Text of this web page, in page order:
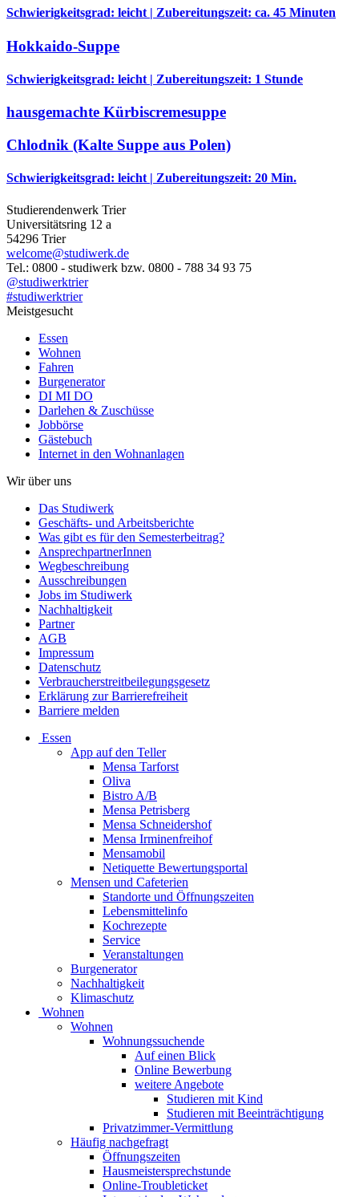
Schwierigkeitsgrad: leicht | Zubereitungszeit: ca. 45 Minuten
Hokkaido-Suppe
Schwierigkeitsgrad: leicht | Zubereitungszeit: 1 Stunde
hausgemachte Kürbiscremesuppe
Chlodnik (Kalte Suppe aus Polen)
Schwierigkeitsgrad: leicht | Zubereitungszeit: 20 Min.
Studierendenwerk Trier
Universitätsring 12 a
54296 Trier
welcome@studiwerk.de
Tel.: 0800 - studiwerk bzw. 0800 - 788 34 93 75
@studiwerktrier
#studiwerktrier
Meistgesucht
Essen
Wohnen
Fahren
Burgenerator
DI MI DO
Darlehen & Zuschüsse
Jobbörse
Gästebuch
Internet in den Wohnanlagen
Wir über uns
Das Studiwerk
Geschäfts- und Arbeitsberichte
Was gibt es für den Semesterbeitrag?
AnsprechpartnerInnen
Wegbeschreibung
Ausschreibungen
Jobs im Studiwerk
Nachhaltigkeit
Partner
AGB
Impressum
Datenschutz
Verbraucherstreitbeilegungsgesetz
Erklärung zur Barrierefreiheit
Barriere melden
Essen
App auf den Teller
Mensa Tarforst
Oliva
Bistro A/B
Mensa Petrisberg
Mensa Schneidershof
Mensa Irminenfreihof
Mensamobil
Netiquette Bewertungsportal
Mensen und Cafeterien
Standorte und Öffnungszeiten
Lebensmittelinfo
Kochrezepte
Service
Veranstaltungen
Burgenerator
Nachhaltigkeit
Klimaschutz
Wohnen
Wohnen
Wohnungssuchende
Auf einen Blick
Online Bewerbung
weitere Angebote
Studieren mit Kind
Studieren mit Beeinträchtigung
Privatzimmer-Vermittlung
Häufig nachgefragt
Öffnungszeiten
Hausmeistersprechstunde
Online-Troubleticket